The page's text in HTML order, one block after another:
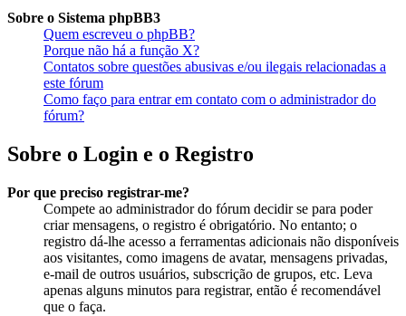
Sobre o Sistema phpBB3
Quem escreveu o phpBB?
Porque não há a função X?
Contatos sobre questões abusivas e/ou ilegais relacionadas a
este fórum
Como faço para entrar em contato com o administrador do
fórum?
Sobre o Login e o Registro
Por que preciso registrar-me?
Compete ao administrador do fórum decidir se para poder
criar mensagens, o registro é obrigatório. No entanto; o
registro dá-lhe acesso a ferramentas adicionais não disponíveis
aos visitantes, como imagens de avatar, mensagens privadas,
e-mail de outros usuários, subscrição de grupos, etc. Leva
apenas alguns minutos para registrar, então é recomendável
que o faça.